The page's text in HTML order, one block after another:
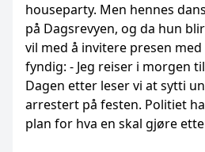
houseparty. Men hennes
på Dagsrevyen, og da hun
vil med å invitere presen
fyndig: - Jeg reiser i morgen
Dagen etter leser vi at sytti
arrestert på festen. Politiet
plan for hva en skal gjøre